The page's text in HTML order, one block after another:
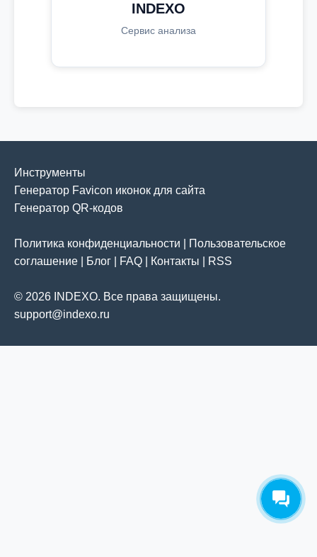
INDEXO
Сервис анализа
Инструменты
Генератор Favicon иконок для сайта
Генератор QR-кодов
Политика конфиденциальности
Пользовательское
соглашение
Блог FAQ Контакты RSS
© 2026 INDEXO. Все права защищены.
support@indexo.ru